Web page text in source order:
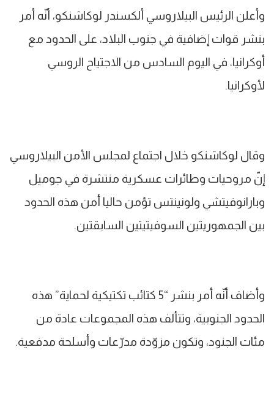
وأعلن الرئيس البيلاروسي ألكسندر لوكاشنكو، أنّه أمر
بنشر قوات إضافية في جنوب البلاد، على الحدود مع
أوكرانيا، في اليوم السادس من الاجتياح الروسي
لأوكرانيا.
وقال لوكاشنكو خلال اجتماع لمجلس الأمن البيلاروسي
إنّ مروحيات وطائرات عسكرية منتشرة في جوميل
وبارانوفيتشي ولونينتس تؤمن حاليا أمن هذه الحدود
بين الجمهوريتين السوفيتيتين السابقتين.
وأضاف أنّه أمر بنشر “5 كتائب تكتيكية لحماية” هذه
الحدود الجنوبية، وتتألف هذه المجموعات عادة من
مئات الجنود، وتكون مزوّدة مدرّعات وأسلحة مدفعية.